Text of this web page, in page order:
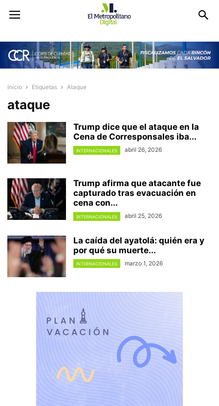
Inicio Etiquetas Ataque
ataque
Trump dice que el ataque en la
Cena de Corresponsales iba...
INTERNACIONALES abril 26, 2026
Trump afirma que atacante fue
capturado tras evacuación en
cena con...
INTERNACIONALES abril 25, 2026
La caída del ayatolá: quién era y
por qué su muerte...
INTERNACIONALES marzo 1, 2026